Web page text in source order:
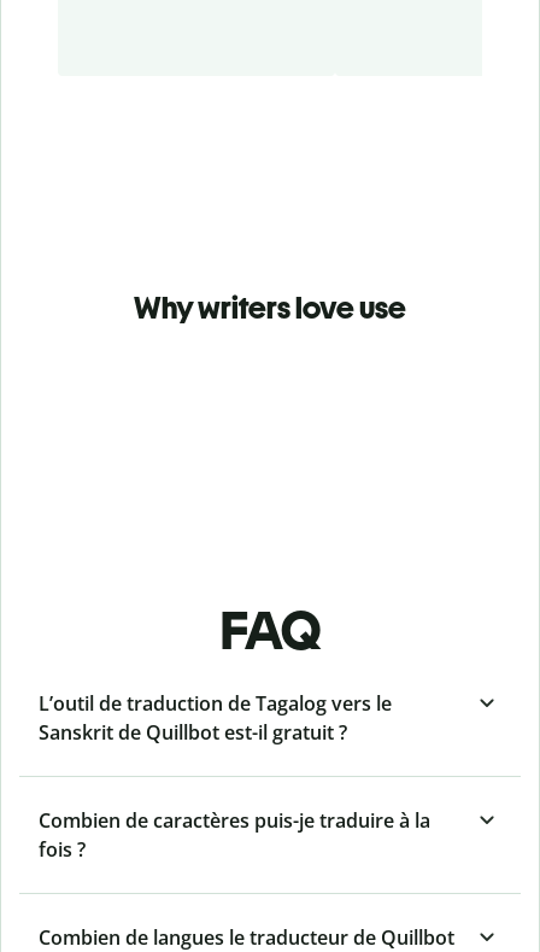
Why writers love use
FAQ
L’outil de traduction de Tagalog vers le
Sanskrit de Quillbot est-il gratuit ?
Combien de caractères puis-je traduire à la
fois ?
Combien de langues le traducteur de Quillbot